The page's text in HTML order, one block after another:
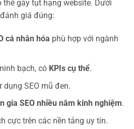
thể gây tụt hạng website. Dưới
giá đúng:
cá nhân hóa phù hợp với ngành
bạch, có KPIs cụ thể.
dụng SEO mũ đen.
gia SEO nhiều năm kinh nghiệm.
cực trên các nền tảng uy tín.